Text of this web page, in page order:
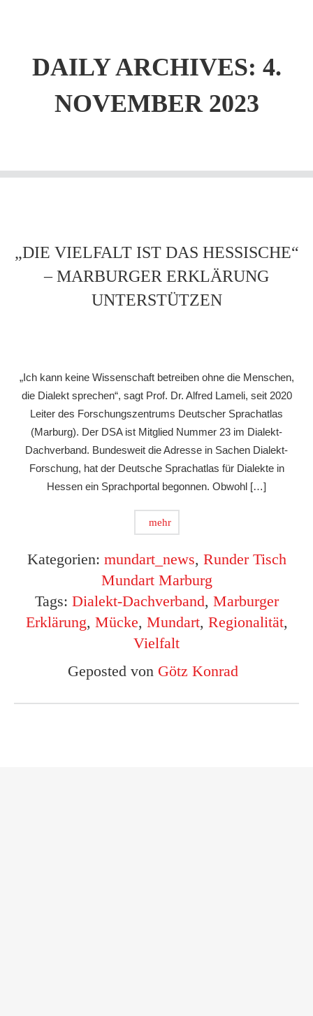
DAILY ARCHIVES: 4.
NOVEMBER 2023
„DIE VIELFALT IST DAS HESSISCHE“
– MARBURGER ERKLÄRUNG
UNTERSTÜTZEN
„Ich kann keine Wissenschaft betreiben ohne die Menschen,
die Dialekt sprechen“, sagt Prof. Dr. Alfred Lameli, seit 2020
Leiter des Forschungszentrums Deutscher Sprachatlas
(Marburg). Der DSA ist Mitglied Nummer 23 im Dialekt-
Dachverband. Bundesweit die Adresse in Sachen Dialekt-
Forschung, hat der Deutsche Sprachatlas für Dialekte in
Hessen ein Sprachportal begonnen. Obwohl […]
mehr
Kategorien: mundart_news, Runder Tisch
Mundart Marburg
Tags: Dialekt-Dachverband, Marburger
Erklärung, Mücke, Mundart, Regionalität,
Vielfalt
Geposted von Götz Konrad